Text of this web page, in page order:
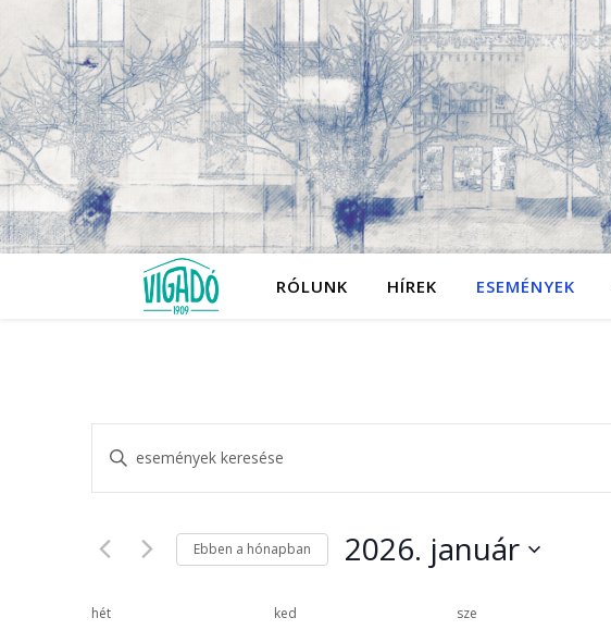
RÓLUNK HÍREK ESEMÉNYEK
Események
keresése
és
nézet
Írja
be
meg
a
t
Ebben a hónapban 2026. január
hét ked sze